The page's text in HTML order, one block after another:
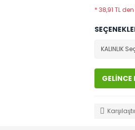
* 38,91 TL
GELİNCE